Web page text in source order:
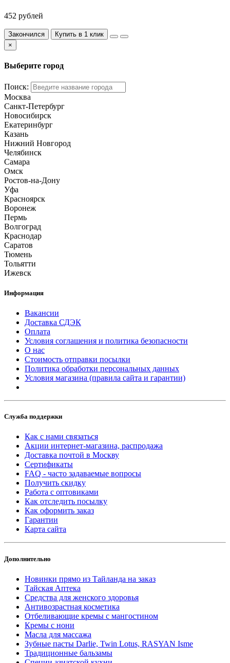
452 рублей
Закончился
Купить в 1 клик
×
Выберите город
Поиск:
Москва
Санкт-Петербург
Новосибирск
Екатеринбург
Казань
Нижний Новгород
Челябинск
Самара
Омск
Ростов-на-Дону
Уфа
Красноярск
Воронеж
Пермь
Волгоград
Краснодар
Саратов
Тюмень
Тольятти
Ижевск
Информация
Вакансии
Доставка СДЭК
Оплата
Условия соглашения и политика безопасности
О нас
Стоимость отправки посылки
Политика обработки персональных данных
Условия магазина (правила сайта и гарантии)
Служба поддержки
Как с нами связаться
Акции интернет-магазина, распродажа
Доставка почтой в Москву
Сертификаты
FAQ - часто задаваемые вопросы
Получить скидку
Работа с оптовиками
Как отследить посылку
Как оформить заказ
Гарантии
Карта сайта
Дополнительно
Новинки прямо из Тайланда на заказ
Тайская Аптека
Средства для женского здоровья
Антивозрастная косметика
Отбеливающие кремы с мангостином
Кремы с нони
Масла для массажа
Зубные пасты Darlie, Twin Lotus, RASYAN Isme
Традиционные бальзамы